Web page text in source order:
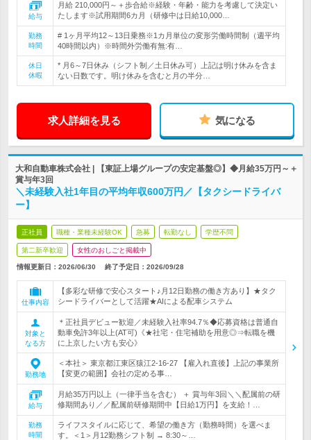
給与
月給 210,000円～＋歩合給※経験・年齢・能力を考慮して決定い
たします※試用期間6カ月（研修中は日給10,000…
勤務
時間
# 1ヶ月平均12～13日乗務※1カ月単位の変形労働時間制（週平均
40時間以内）※時間外労働有無:有…
休日
休暇
* 月6～7日休み（シフト制／土日休み可）上記は明け休みを含ま
ない日数です。明け休みを含むと月の半分…
求人詳細を見る 気になる
大和自動車株式会社 | 【東証上場グループの安定基盤◎】◆月給35万円～＋
賞与年3回
＼未経験入社1年目の平均年収600万円／【タクシードライバ
ー】
正社員 職種・業種未経験OK 急募 転勤なし 学歴不問
第二新卒歓迎 女性のおしごと掲載中
情報更新日：2026/06/30 終了予定日： 2026/09/28
仕事内容
【多彩な研修で安心スタート♪月12日勤務の働き方あり】★タク
シードライバーとして活躍★AIによる配車システム
対象と
なる方
＊正社員デビュー歓迎／未経験入社率94.7％◆応募資格は普通自
動車免許3年以上(AT可)《★社宅・住宅補助を用意◎⇒転職を機
に上京したい方も安心》
勤務地
＜本社＞ 東京都江東区猿江2-16-27 【雇入れ直後】上記の事業所
【変更の範囲】会社の定める事…
給与
月給35万円以上（一律手当を含む） ＋ 賞与年3回＼＼配属前の研
修期間あり／／配属前研修期間中【日給1万円】を支給！…
勤務
時間
ライフスタイルに応じて、希望の働き方（勤務時間）を選べま
す。＜1＞月12勤務シフト制 → 8:30～…